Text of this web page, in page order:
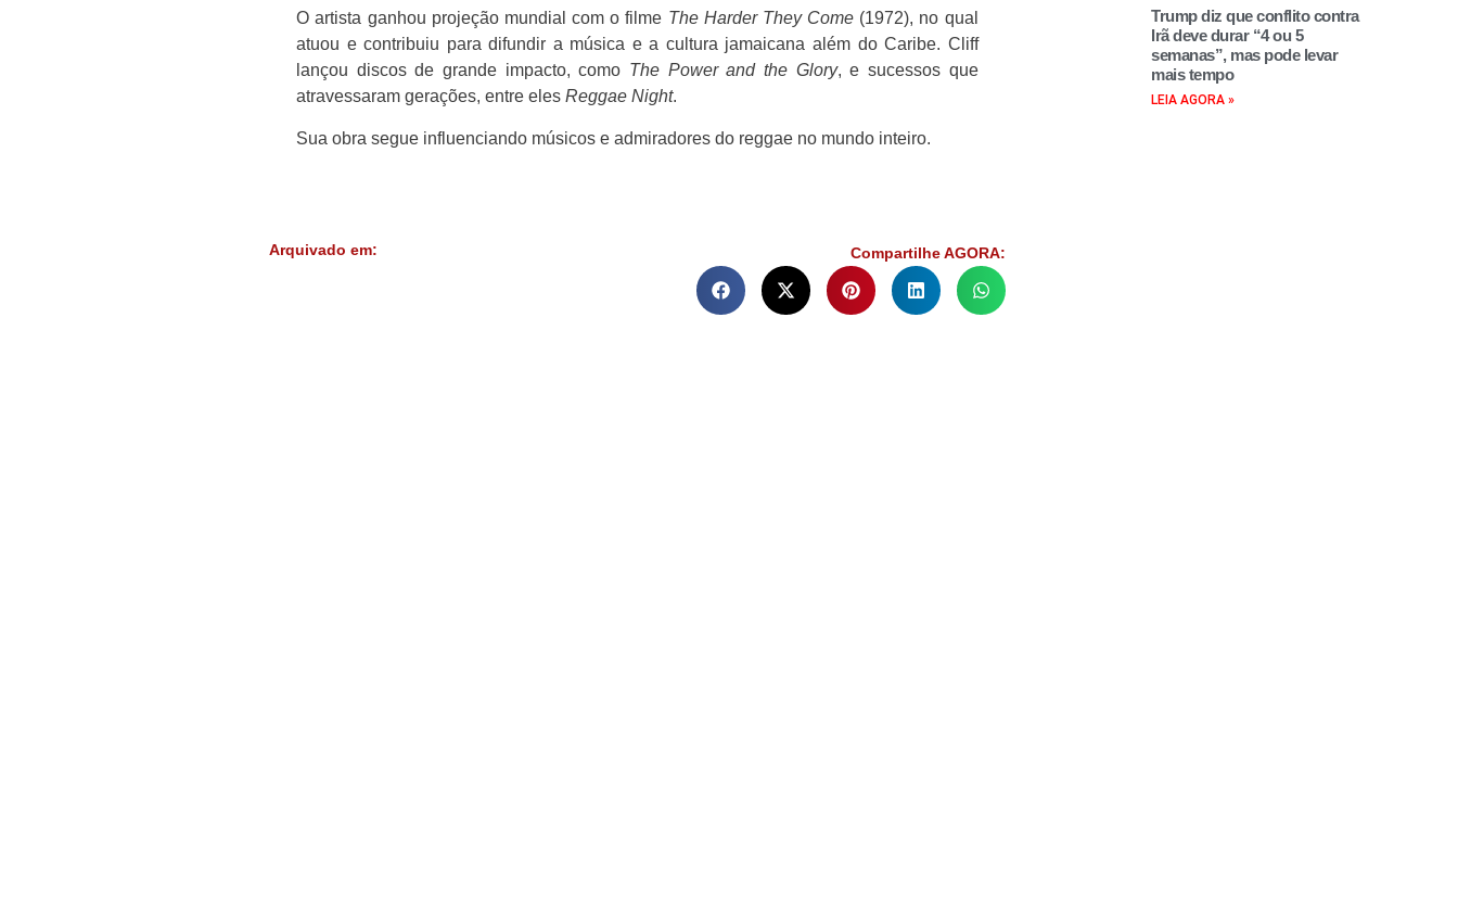
O artista ganhou projeção mundial com o filme The Harder They Come (1972), no qual
atuou e contribuiu para difundir a música e a cultura jamaicana além do Caribe. Cliff
lançou discos de grande impacto, como The Power and the Glory, e sucessos que
atravessaram gerações, entre elesReggae Night.
Sua obra segue influenciando músicos e admiradores do reggae no mundo inteiro.
Arquivado em: Compartilhe AGORA:
Trump diz que conflito contra
Irã deve durar “4 ou 5
semanas”, mas pode levar
mais tempo
LEIA AGORA »